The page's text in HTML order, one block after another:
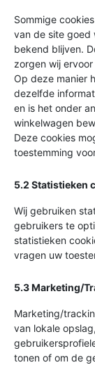
Sommige
van de site goed
bekend blijven.
zorgen wij
Op deze manier
dezelfde
en is het onder
winkelwagen
Deze cookies
toestemming
5.2 Statistieken
Wij gebruiken
gebruikers te
statistieken
vragen uw
5.3 Marketing/
Marketing/
van lokale
tonen of om de